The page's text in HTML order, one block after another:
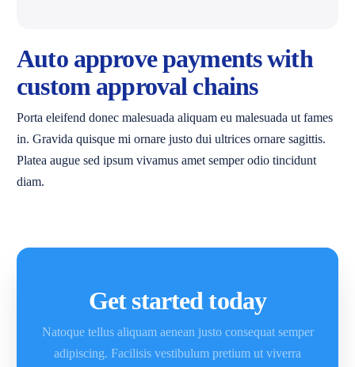
Auto approve payments with
custom approval chains
Porta eleifend donec malesuada aliquam eu malesuada ut fames
in. Gravida quisque mi ornare justo dui ultrices ornare sagittis.
Platea augue sed ipsum vivamus amet semper odio tincidunt
diam.
Get started today
Natoque tellus aliquam aenean justo consequat semper
adipiscing. Facilisis vestibulum pretium ut viverra